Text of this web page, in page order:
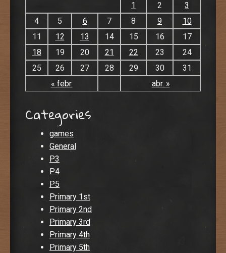
« febr. abr. »
1 2
3
4
5 6 7 8 9
10
11
12 13 14 15 16
17
18
19 20 21 22 23
24
25
26 27 28 29 30 31
Categories
games
General
P3
P4
P5
Primary 1st
Primary 2nd
Primary 3rd
Primary 4th
Primary 5th